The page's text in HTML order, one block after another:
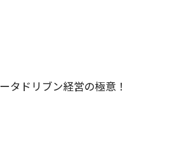
タドリブン経営の極意！